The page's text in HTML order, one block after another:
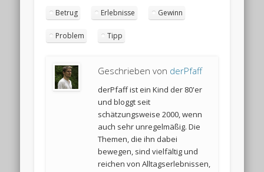
Betrug Erlebnisse Gewinn
Problem Tipp
Geschrieben von derPfaff
derPfaff ist ein Kind der 80'er
und bloggt seit
schätzungsweise 2000, wenn
auch sehr unregelmäßig. Die
Themen, die ihn dabei
bewegen, sind vielfältig und
reichen von Alltagserlebnissen,